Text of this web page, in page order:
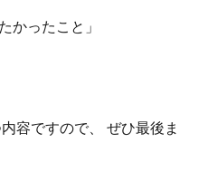
かったこと」
容ですので、 ぜひ最後ま